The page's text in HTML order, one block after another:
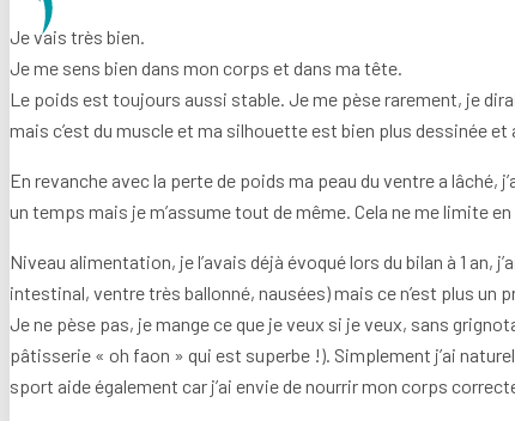
Je vais très bien.
Je me sens bien dans mon corps et dans ma tête.
Le poids est toujours aussi stable. Je me pèse rarement, je
mais c’est du muscle et ma silhouette est bien plus dessinée et
En revanche avec la perte de poids ma peau du ventre a lâché,
un temps mais je m’assume tout de même. Cela ne me limite
Niveau alimentation, je l’avais déjà évoqué lors du bilan à 1
intestinal, ventre très ballonné, nausées) mais ce n’est plus un
Je ne pèse pas, je mange ce que je veux si je veux, sans
pâtisserie « oh faon » qui est superbe !). Simplement j’ai
sport aide également car j’ai envie de nourrir mon corps